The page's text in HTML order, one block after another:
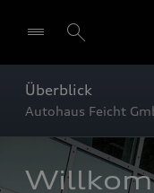
Überblick
Autohaus Feicht